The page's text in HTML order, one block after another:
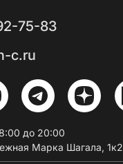
75-83
c.ru
до 20:00
Марка Шагала, 1к2